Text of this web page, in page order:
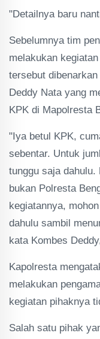
"Detailnya baru
Sebelumnya tim
melakukan
tersebut
Deddy Nata yang
KPK di Mapolresta
"Iya betul KPK,
sebentar. Untuk
tunggu saja
bukan Polresta
kegiatannya,
dahulu sambil
kata Kombes
Kapolresta
melakukan
kegiatan pihaknya
Salah satu pihak